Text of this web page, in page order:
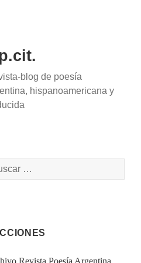
blog de poesía
hispanoamericana y